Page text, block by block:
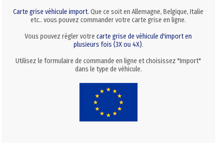
Carte grise véhicule import. Que ce soit en Allemagne, Belgique, Italie
etc.. vous pouvez commander votre carte grise en ligne.
Vous pouvez régler votrecarte grise de véhicule d'import en
plusieurs fois (3X ou 4X).
Utilisez le formulaire de commande en ligne et choisissez "Import"
dans le type de véhicule.